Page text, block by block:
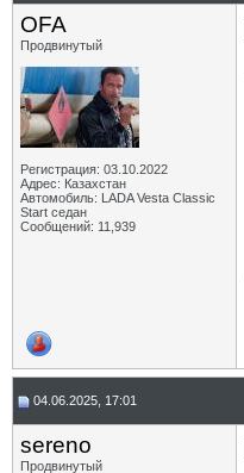
OFA
Продвинутый
Регистрация: 03.10.2022
Адрес: Казахстан
Автомобиль: LADA Vesta Classic
Start седан
Сообщений: 11,939
04.06.2025, 17:01
sereno
Продвинутый